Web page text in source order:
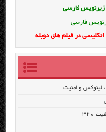
زیرنویس فارسی
فارسی
در فیلم های دوبله
۳۲۰